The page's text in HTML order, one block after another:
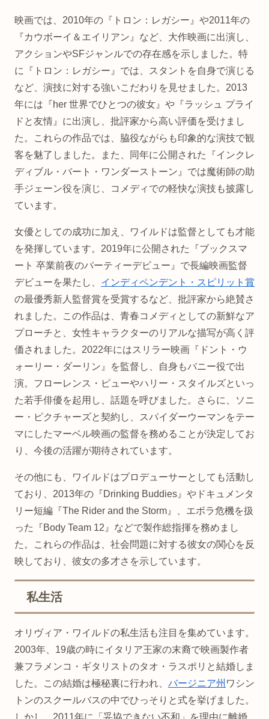
映画では、2010年の『トロン：レガシー』や2011年の
『カウボーイ＆エイリアン』など、大作映画に出演し、
アクションやSFジャンルでの存在感を示しました。特
に『トロン：レガシー』では、スタントを自身で演じる
など、演技に対する強いこだわりを見せました。2013
年には『her 世界でひとつの彼女』や『ラッシュ プライ
ドと友情』に出演し、批評家から高い評価を受けまし
た。これらの作品では、脇役ながらも印象的な演技で観
客を魅了しました。また、同年に公開された『インクレ
ディブル・バート・ワンダーストーン』では魔術師の助
手ジェーン役を演じ、コメディでの軽快な演技も披露し
ています。
女優としての成功に加え、ワイルドは監督としても才能
を発揮しています。2019年に公開された『ブックスマ
ート 卒業前夜のパーティーデビュー』で長編映画監督
デビューを果たし、 インディペンデント・スピリット賞
の最優秀新人監督賞を受賞するなど、批評家から絶賛さ
れました。この作品は、青春コメディとしての新鮮なア
プローチと、女性キャラクターのリアルな描写が高く評
価されました。2022年にはスリラー映画『ドント・ウ
ォーリー・ダーリン』を監督し、自身もバニー役で出
演。フローレンス・ピューやハリー・スタイルズといっ
た若手俳優を起用し、話題を呼びました。さらに、ソニ
ー・ピクチャーズと契約し、スパイダーウーマンをテー
マにしたマーベル映画の監督を務めることが決定してお
り、今後の活躍が期待されています。
その他にも、ワイルドはプロデューサーとしても活動し
ており、2013年の『Drinking Buddies』やドキュメンタ
リー短編『The Rider and the Storm』、エボラ危機を扱
った『Body Team 12』などで製作総指揮を務めまし
た。これらの作品は、社会問題に対する彼女の関心を反
映しており、彼女の多才さを示しています。
私生活
オリヴィア・ワイルドの私生活も注目を集めています。
2003年、19歳の時にイタリア王家の末裔で映画製作者
兼フラメンコ・ギタリストのタオ・ラスポリと結婚しま
した。この結婚は極秘裏に行われ、 バージニア州 ワシン
トンのスクールバスの中でひっそりと式を挙げました。